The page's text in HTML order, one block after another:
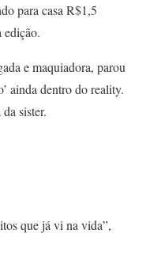
para casa R$1,5
edição.
e maquiadora, parou
ainda dentro do reality.
sister.
que já vi na vida”,